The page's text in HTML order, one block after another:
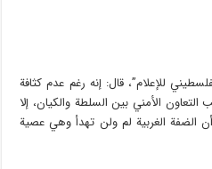
للإعلام”، قال: إنه رغم عدم كثافة
الأمني بين السلطة والكيان، إلا
الضفة الغربية لم ولن تهدأ وهي عصية